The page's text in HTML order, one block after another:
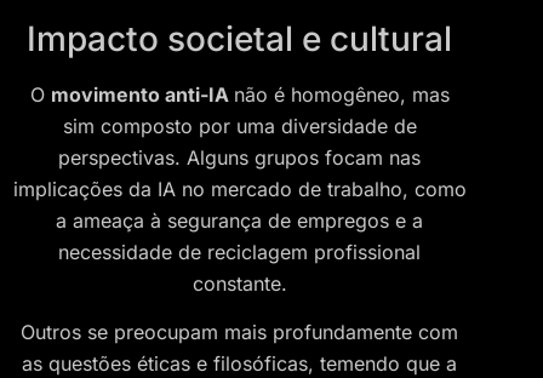
Impacto societal e cultural
O movimento anti-IA não é homogêneo, mas
sim composto por uma diversidade de
perspectivas. Alguns grupos focam nas
implicações da IA no mercado de trabalho, como
a ameaça à segurança de empregos e a
necessidade de reciclagem profissional
constante.
Outros se preocupam mais profundamente com
as questões éticas e filosóficas, temendo que a